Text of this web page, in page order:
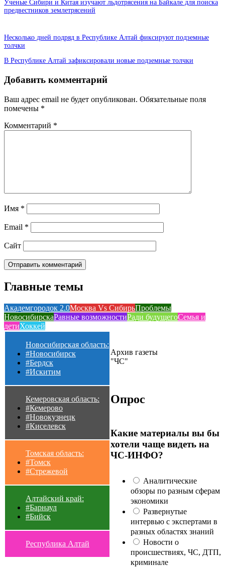
Ученые Сибири и Китая изучают льдотрясения на Байкале для поиска
предвестников землетрясений
Несколько дней подряд в Республике Алтай фиксируют подземные
толчки
В Республике Алтай зафиксировали новые подземные толчки
Добавить комментарий
Ваш адрес email не будет опубликован. Обязательные поля
помечены *
Комментарий *
Имя *
Email *
Сайт
Главные темы
Академгородок 2.0Москва Vs СибирьПроблемы
НовосибирскаРавные возможностиРади будущегоСемья и
детиХоккей
Новосибирская область:
#Новосибирск
#Бердск
#Искитим
Кемеровская область:
#Кемерово
#Новокузнецк
#Киселевск
Томская область:
#Томск
#Стрежевой
Алтайский край:
#Барнаул
#Бийск
Республика Алтай
Архив газеты
"ЧС"
Опрос
Какие материалы вы бы
хотели чаще видеть на
ЧС-ИНФО?
Аналитические
обзоры по разным сферам
экономики
Развернутые
интервью с экспертами в
разных областях знаний
Новости о
происшествиях, ЧС, ДТП,
криминале